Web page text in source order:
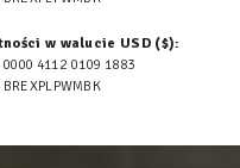
w walucie USD ($):
4112 0109 1883